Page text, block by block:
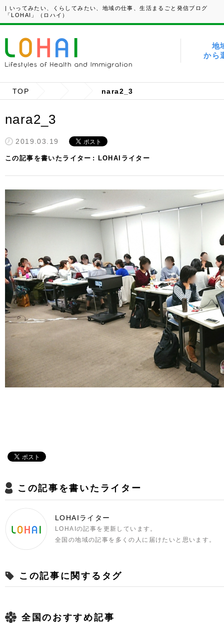
| いってみたい、くらしてみたい、地域の仕事、生活まるごと発信ブログ
「LOHAI」（ロハイ）
地
から
TOP nara2_3
nara2_3
2019.03.19
この記事を書いたライター LOHAIライター
この記事を書いたライター
LOHAIライター
LOHAIの記事を更新しています。
全国の地域の記事を多くの人に届けたいと思います。
この記事に関するタグ
全国のおすすめ記事